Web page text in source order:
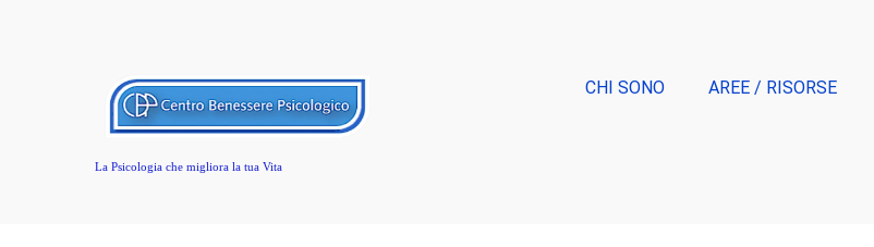
La Psicologia che migliora la tua Vita
CHI SONO AREE / RISORSE